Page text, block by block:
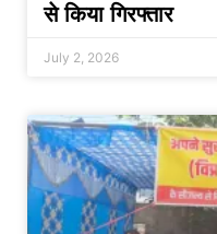
से किया गिरफ्तार
July 2, 2026